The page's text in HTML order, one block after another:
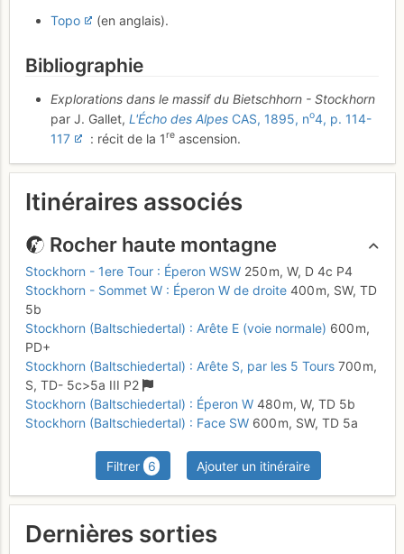
Topo (en anglais).
Bibliographie
Explorations dans le massif du Bietschhorn - Stockhorn
par J. Gallet, L'Écho des Alpes CAS, 1895, no4, p. 114-
117
: récit de la 1re ascension.
Itinéraires associés
Rocher haute montagne
Stockhorn - 1ere Tour : Éperon WSW 250 m, W, D 4c P4
Stockhorn - Sommet W : Éperon W de droite 400 m, SW, TD
5b
Stockhorn (Baltschiedertal) : Arête E (voie normale) 600 m,
PD+
Stockhorn (Baltschiedertal) : Arête S, par les 5 Tours 700 m,
S, TD- 5c>5a III P2
Stockhorn (Baltschiedertal) : Éperon W 480 m, W, TD 5b
Stockhorn (Baltschiedertal) : Face SW 600 m, SW, TD 5a
Filtrer 6 Ajouter un itinéraire
Dernières sorties